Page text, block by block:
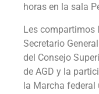
horas en la sala
Les compartimos
Secretario
del Consejo
de AGD y la
la Marcha